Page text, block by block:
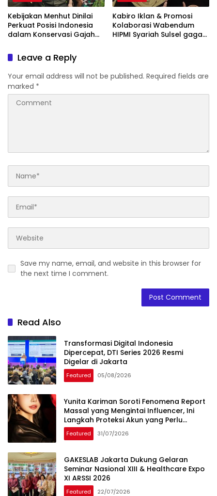
Kebijakan Menhut Dinilai
Perkuat Posisi Indonesia
dalam Konservasi Gajah
Kabiro Iklan & Promosi
Kolaborasi Wabendum
HIPMI Syariah Sulsel gagas
Leave a Reply
Your email address will not be published. Required fields are
marked *
Save my name, email, and website in this browser for
the next time I comment.
Read Also
Transformasi Digital Indonesia
Dipercepat, DTI Series 2026 Resmi
Digelar di Jakarta
Featured 05/08/2026
Yunita Kariman Soroti Fenomena Report
Massal yang Mengintai Influencer, Ini
Langkah Proteksi Akun yang Perlu
Diketahui
Featured 31/07/2026
GAKESLAB Jakarta Dukung Gelaran
Seminar Nasional XIII & Healthcare Expo
XI ARSSI 2026
Featured 22/07/2026